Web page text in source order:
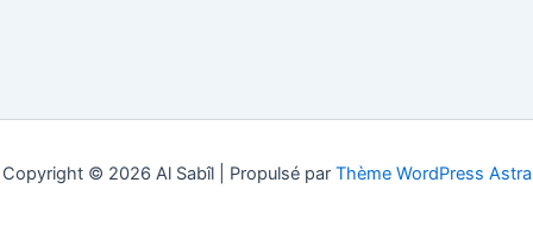
Copyright © 2026 Al Sabîl | Propulsé par Thème WordPress Astra